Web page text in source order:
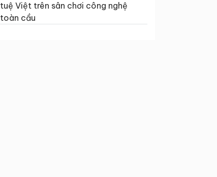
tuệ Việt trên sân chơi công nghệ
toàn cầu